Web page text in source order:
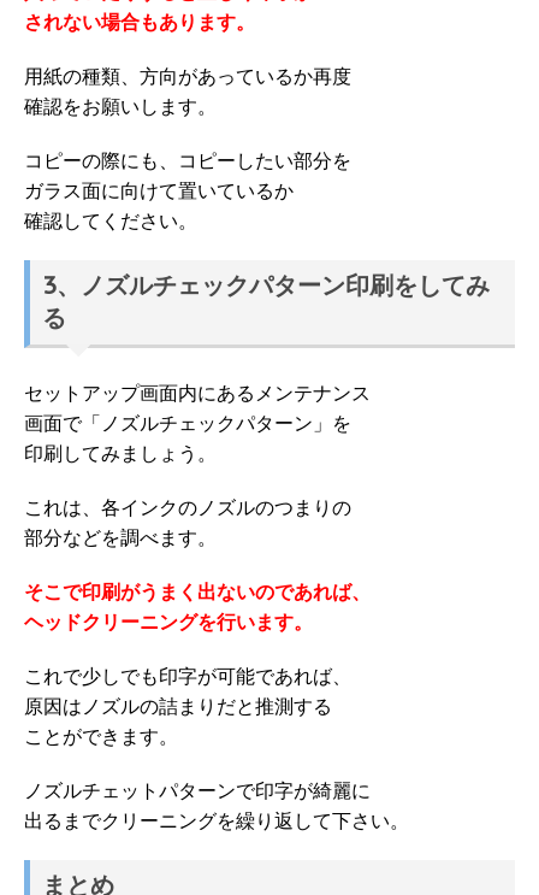
されない場合もあります。
用紙の種類、方向があっているか再度
確認をお願いします。
コピーの際にも、コピーしたい部分を
ガラス面に向けて置いているか
確認してください。
3、ノズルチェックパターン印刷をしてみ
る
セットアップ画面内にあるメンテナンス
画面で「ノズルチェックパターン」を
印刷してみましょう。
これは、各インクのノズルのつまりの
部分などを調べます。
そこで印刷がうまく出ないのであれば、
ヘッドクリーニングを行います。
これで少しでも印字が可能であれば、
原因はノズルの詰まりだと推測する
ことができます。
ノズルチェットパターンで印字が綺麗に
出るまでクリーニングを繰り返して下さい。
まとめ